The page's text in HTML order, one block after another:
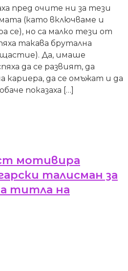
пред очите ни за тези
(като включваме и
се), но са малко тези от
такава брутална
Да, имаше
да се развият, да
да се омъжат и да
показаха […]
мотивира
талисман за
титла на